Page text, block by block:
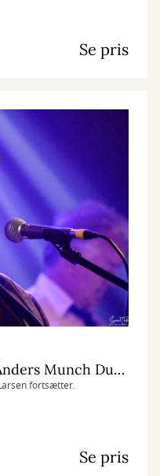
Se pris
Musikunderholdning​ - Anders Munch Duo – Festen for Kim Larsen fortsætter
fortsætter.
Se pris